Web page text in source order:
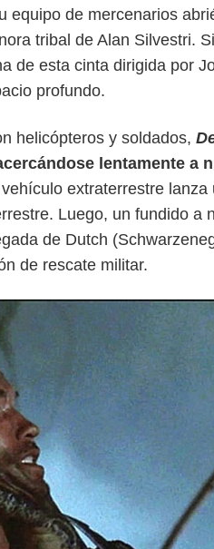
equipo de mercenarios
tribal de Alan Silvestri.
de esta cinta dirigida por
profundo.
helicópteros y soldados,
lentamente a
extraterrestre
Luego, un fundido a
de Dutch
de rescate militar.